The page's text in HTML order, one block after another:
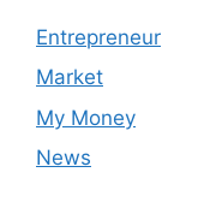
Entrepreneur
Market
My Money
News